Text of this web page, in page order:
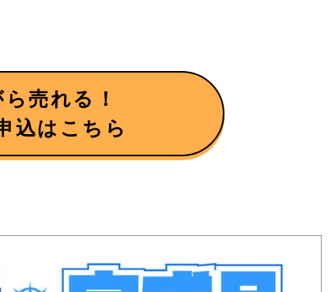
売れる！
込はこちら